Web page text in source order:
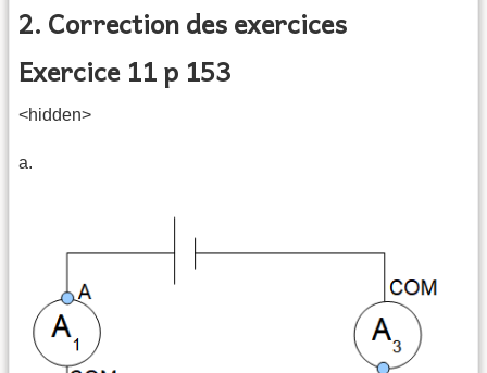
2. Correction des exercices
Exercice 11 p 153
<hidden>
a.